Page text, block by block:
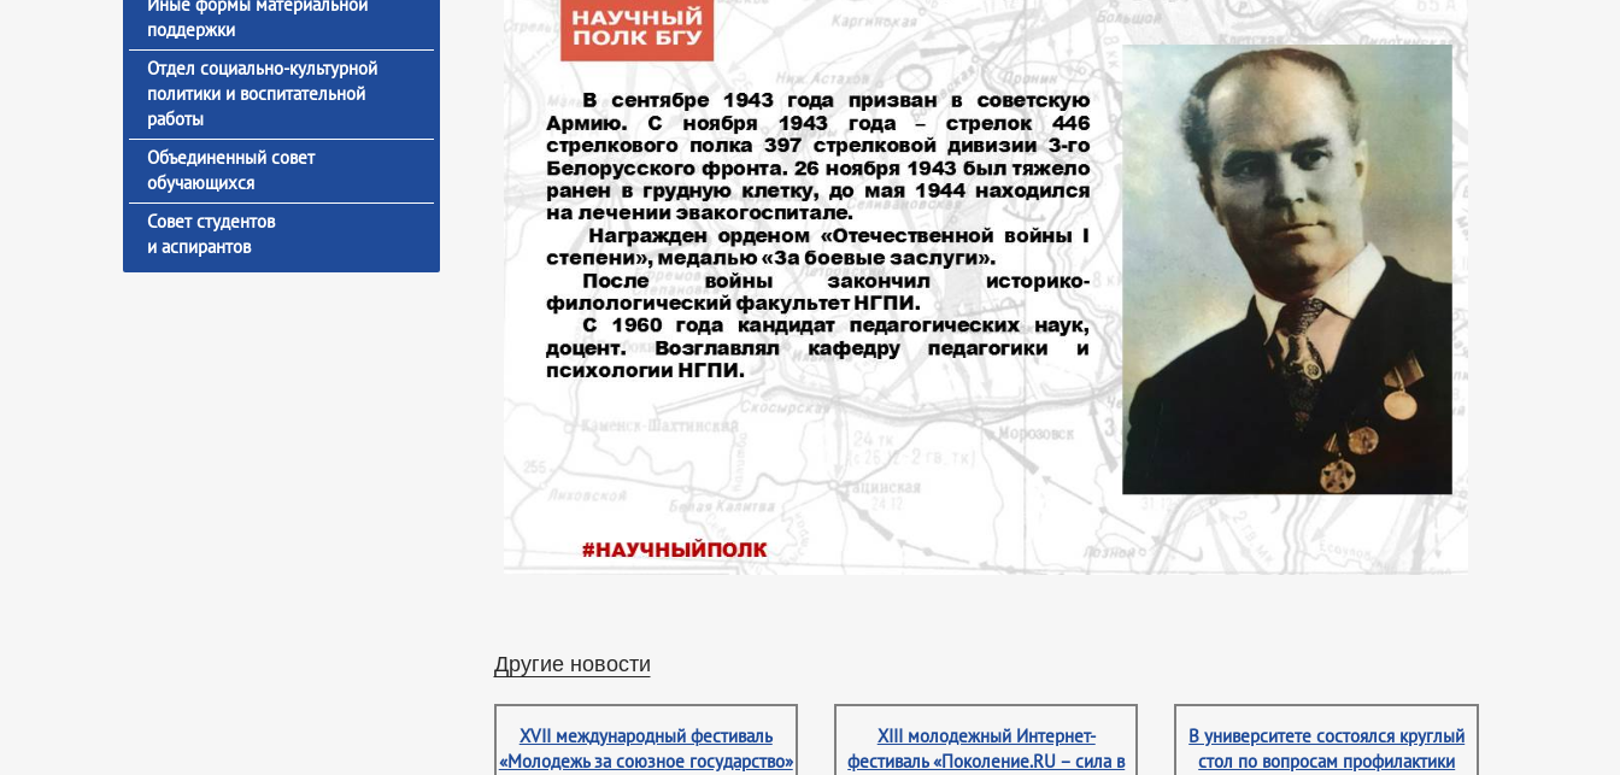
поддержки
Отдел социально-культурной
политики и воспитательной
работы
Объединенный совет
обучающихся
Совет студентов
и аспирантов
Другие новости
XVII международный фестиваль
«Молодежь за союзное государство»
XIII молодежный Интернет-
фестиваль «Поколение.RU – сила в
В университете состоялся круглый
стол по вопросам профилактики